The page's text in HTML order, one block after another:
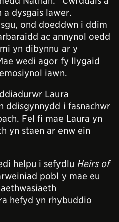
dysgais lawer.
ond doeddwn i ddim
ac annynol oedd
yn dibynnu ar y
wedi agor fy llygaid
iawn.
Laura
ddisgynnydd i fasnachwr
Fel fi mae Laura yn
yn staen ar enw ein
helpu i sefydlu Heirs of
pobl y mae eu
hefyd yn rhybuddio